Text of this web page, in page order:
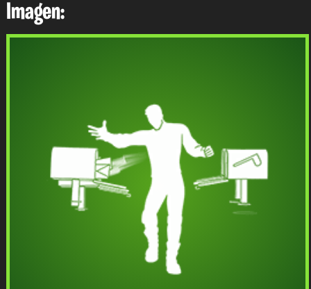
Imagen: